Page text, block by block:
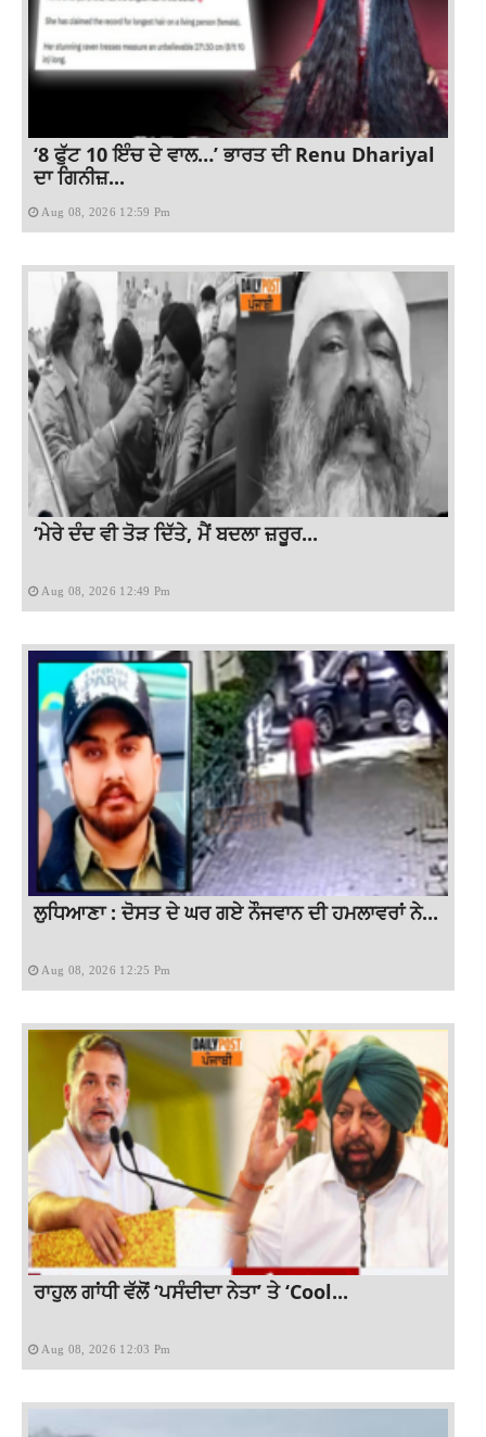
‘8 ਫੁੱਟ 10 ਇੰਚ ਦੇ ਵਾਲ…’ ਭਾਰਤ ਦੀ Renu Dhariyal
ਦਾ ਗਿਨੀਜ਼...
Aug 08, 2026 12:59 Pm
‘ਮੇਰੇ ਦੰਦ ਵੀ ਤੋੜ ਦਿੱਤੇ, ਮੈਂ ਬਦਲਾ ਜ਼ਰੂਰ...
Aug 08, 2026 12:49 Pm
ਲੁਧਿਆਣਾ : ਦੋਸਤ ਦੇ ਘਰ ਗਏ ਨੌਜਵਾਨ ਦੀ ਹਮਲਾਵਰਾਂ ਨੇ...
Aug 08, 2026 12:25 Pm
ਰਾਹੁਲ ਗਾਂਧੀ ਵੱਲੋਂ ‘ਪਸੰਦੀਦਾ ਨੇਤਾ’ ਤੇ ‘Cool...
Aug 08, 2026 12:03 Pm